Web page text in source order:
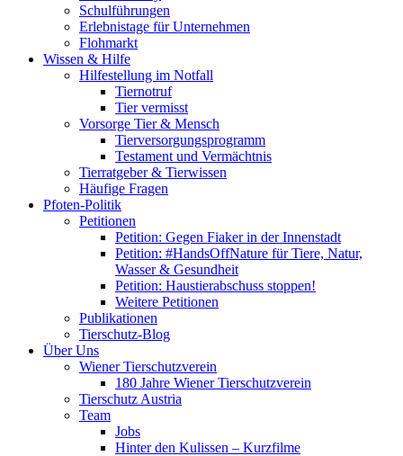
Schulführungen
Erlebnistage für Unternehmen
Flohmarkt
Wissen & Hilfe
Hilfestellung im Notfall
Tiernotruf
Tier vermisst
Vorsorge Tier & Mensch
Tierversorgungsprogramm
Testament und Vermächtnis
Tierratgeber & Tierwissen
Häufige Fragen
Pfoten-Politik
Petitionen
Petition: Gegen Fiaker in der Innenstadt
Petition: #HandsOffNature für Tiere, Natur,
Wasser & Gesundheit
Petition: Haustierabschuss stoppen!
Weitere Petitionen
Publikationen
Tierschutz-Blog
Über Uns
Wiener Tierschutzverein
180 Jahre Wiener Tierschutzverein
Tierschutz Austria
Team
Jobs
Hinter den Kulissen – Kurzfilme